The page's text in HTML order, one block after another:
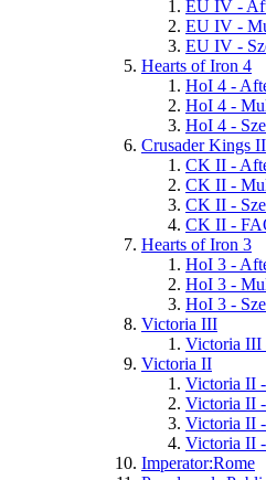
EU IV -
EU IV -
EU IV -
Hearts of Iron 4
HoI 4 -
HoI 4 -
HoI 4 -
Crusader Kings II
CK II -
CK II -
CK II -
CK II -
Hearts of Iron 3
HoI 3 -
HoI 3 -
HoI 3 -
Victoria III
Victoria III
Victoria II
Victoria II
Victoria II
Victoria II
Victoria II
Imperator:Rome